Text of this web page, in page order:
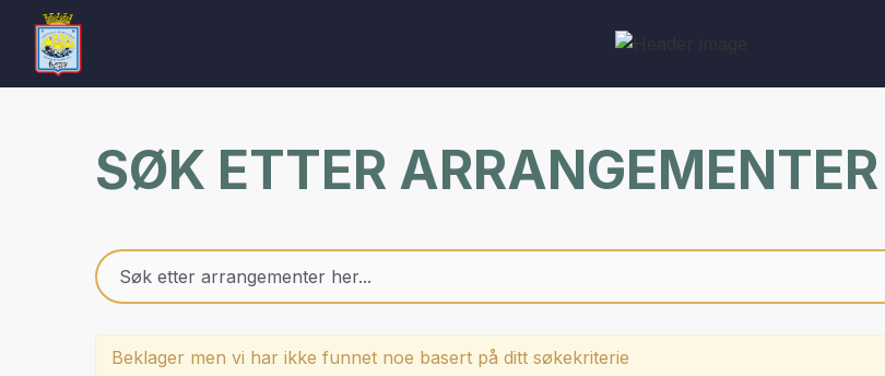
SØK ETTER ARRANGEMENTER
Beklager men vi har ikke funnet noe basert på ditt søkekriterie